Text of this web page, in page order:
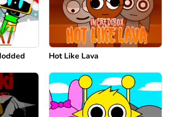
Hot Like Lava